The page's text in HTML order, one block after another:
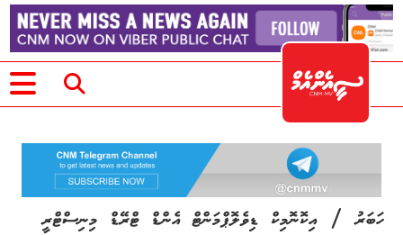
ހަބަރު/ އިކޮނޮމިކް ޑިވެލޮޕްމަންޓް އެންޑް ޓްރޭޑް މިނިސްޓްރީ